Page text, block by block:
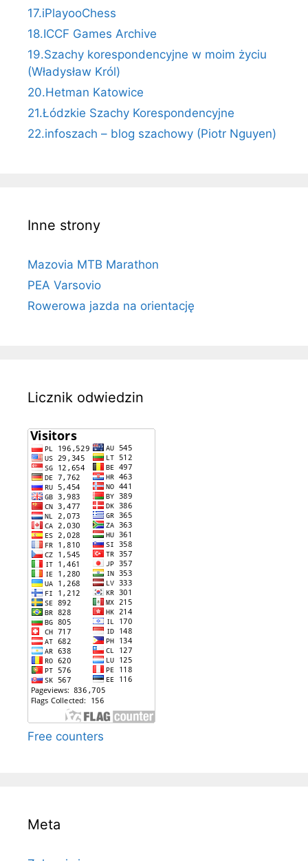
17.iPlayooChess
18.ICCF Games Archive
19.Szachy korespondencyjne w moim życiu
(Władysław Król)
20.Hetman Katowice
21.Łódzkie Szachy Korespondencyjne
22.infoszach – blog szachowy (Piotr Nguyen)
Inne strony
Mazovia MTB Marathon
PEA Varsovio
Rowerowa jazda na orientację
Licznik odwiedzin
Free counters
Meta